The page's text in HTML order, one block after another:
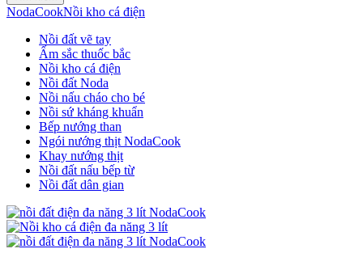
NodaCookNồi kho cá điện
Nồi đất vẽ tay
Ấm sắc thuốc bắc
Nồi kho cá điện
Nồi đất Noda
Nồi nấu cháo cho bé
Nồi sứ kháng khuẩn
Bếp nướng than
Ngói nướng thịt NodaCook
Khay nướng thịt
Nồi đất nấu bếp từ
Nồi đất dân gian